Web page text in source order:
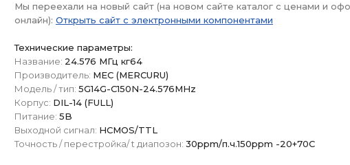
Мы переехали на новый сайт (на новом сайте каталог с ценами и
онлайн): Открыть сайт с электронными компонентами
Технические параметры:
Название: 24.576 МГц кг64
Производитель: МЕС (MERCURU)
Модель / тип: 5G14G-C150N-24.576MHz
Корпус: DIL-14 (FULL)
Питание: 5B
Выходной сигнал: HCMOS/TTL
Точность / перестройка/ t диапозон: 30ppm/п.ч.150ppm -20+70C